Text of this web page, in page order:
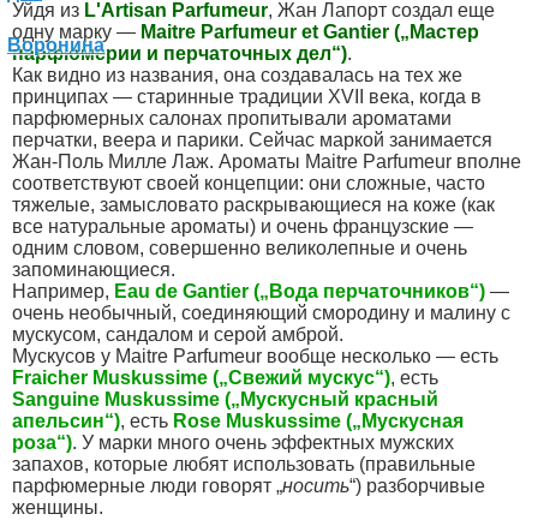
Уйдя из L'Artisan Parfumeur, Жан Лапорт создал еще
одну марку — Maitre Parfumeur et Gantier („Мастер
парфюмерии и перчаточных дел“).
Как видно из названия, она создавалась на тех же
принципах — старинные традиции XVII века, когда в
парфюмерных салонах пропитывали ароматами
перчатки, веера и парики. Сейчас маркой занимается
Жан-Поль Милле Лаж. Ароматы Maitre Parfumeur вполне
соответствуют своей концепции: они сложные, часто
тяжелые, замысловато раскрывающиеся на коже (как
все натуральные ароматы) и очень французские —
одним словом, совершенно великолепные и очень
запоминающиеся.
Например, Eau de Gantier („Вода перчаточников“) —
очень необычный, соединяющий смородину и малину с
мускусом, сандалом и серой амброй.
Мускусов у Maitre Parfumeur вообще несколько — есть
Fraicher Muskussime („Свежий мускус“), есть
Sanguine Muskussime („Мускусный красный
апельсин“), есть Rose Muskussime („Мускусная
роза“). У марки много очень эффектных мужских
запахов, которые любят использовать (правильные
парфюмерные люди говорят „носить“) разборчивые
женщины.